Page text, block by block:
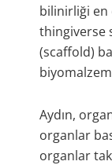
bilinirliği en
thingiverse
(scaffold)
Aydın,
organlar
organlar